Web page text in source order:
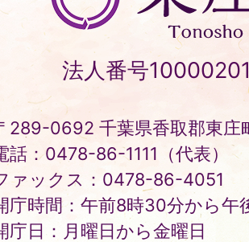
町
Tonosho
Town
法人番号
289-0692 千葉県香取郡東庄
話：0478-86-1111（代表）
ァックス：0478-86-4051
庁時間：午前8時30分から午
庁日：月曜日から金曜日